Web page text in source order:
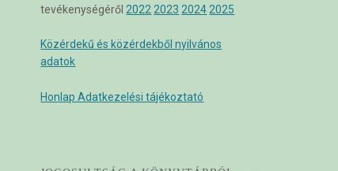
tevékenységéről 2022 2023 2024 2025
Közérdekű és közérdekből nyilvános
adatok
Honlap Adatkezelési tájékoztató